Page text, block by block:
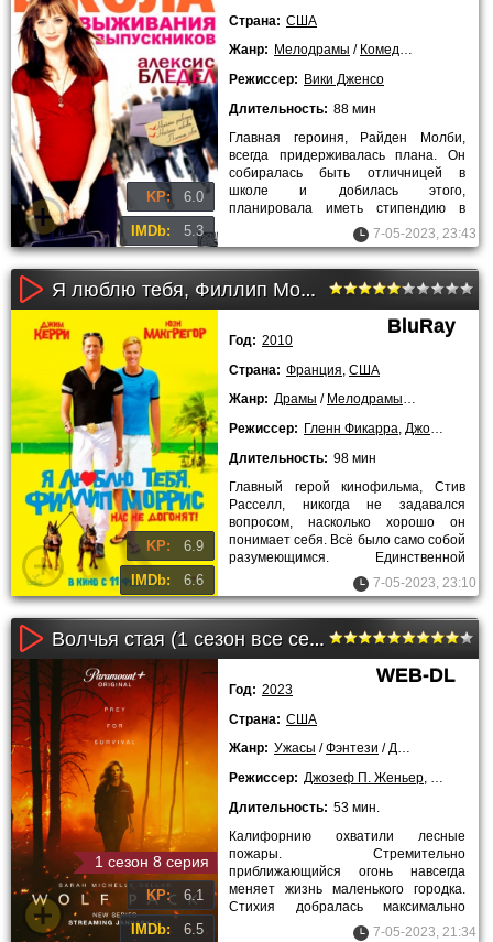
KP: 6.0
IMDb: 5.3
Страна: США
Жанр: Мелодрамы / Комедии
Режиссер: Вики Дженсо
Длительность: 88 мин
Главная героиня, Райден Молби,
всегда придерживалась плана. Он
собиралась быть отличницей в
школе и добилась этого,
планировала иметь стипендию в
институте и получила её. И вот
сейчас
7-05-2023, 23:43
Я люблю тебя, Филлип Моррис (2010)
KP: 6.9
IMDb: 6.6
BluRay
Год: 2010
Страна: Франция США
Жанр: Драмы / Мелодрамы/Комедии
Режиссер: Гленн Фикарра, Джон Реку
Длительность: 98 мин
Главный герой кинофильма, Стив
Расселл, никогда не задавался
вопросом, насколько хорошо он
понимает себя. Всё было само собой
разумеющимся. Единственной
проблемой, волновавшей Стива,
было
7-05-2023, 23:10
Волчья стая (1 сезон все серии)
1 сезон 8 серия
KP: 6.1
IMDb: 6.5
WEB-DL
Год: 2023
Страна: США
Жанр: Ужасы /Фэнтези /Драмы
Режиссер: Джозеф П. Женьер, Кейт Энн
Длительность: 53 мин.
Калифорнию охватили лесные
пожары. Стремительно
приближающийся огонь навсегда
меняет жизнь маленького городка.
Стихия добралась максимально
близко и свела шансы на выживание
7-05-2023, 21:34